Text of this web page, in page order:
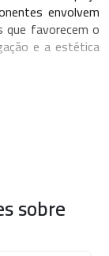
envolvem
favorecem o
e a estética
que o jardim
Nesse
uma solução
versões mais
para substrato
para facilitar
sobre